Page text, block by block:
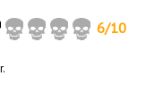
6/10